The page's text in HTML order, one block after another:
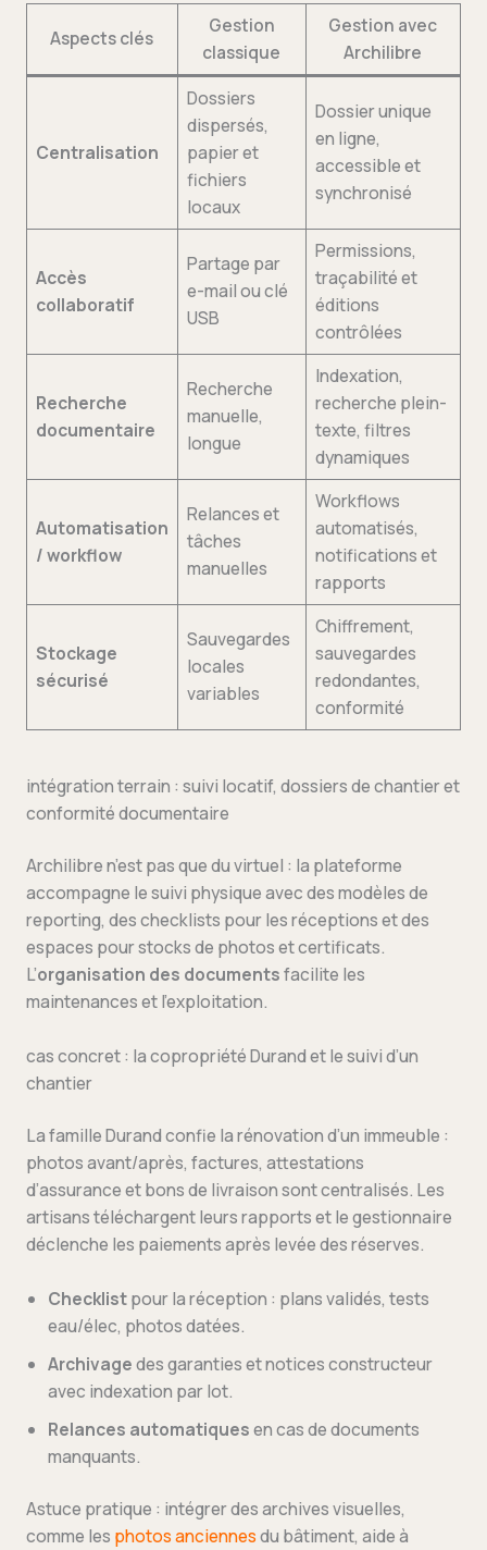
Aspects clés
Gestion
classique
Gestion avec
Archilibre
Centralisation
Dossiers
dispersés,
papier et
fichiers
locaux
Dossier unique
en ligne,
accessible et
synchronisé
Accès
collaboratif
Partage par
e-mail ou clé
USB
Permissions,
traçabilité et
éditions
contrôlées
Recherche
documentaire
Recherche
manuelle,
longue
Indexation,
recherche plein-
texte, filtres
dynamiques
Automatisation
/ workflow
Relances et
tâches
manuelles
Workflows
automatisés,
notifications et
rapports
Stockage
sécurisé
Sauvegardes
locales
variables
Chiffrement,
sauvegardes
redondantes,
conformité
intégration terrain : suivi locatif, dossiers de chantier et
conformité documentaire
Archilibre n’est pas que du virtuel : la plateforme
accompagne le suivi physique avec des modèles de
reporting, des checklists pour les réceptions et des
espaces pour stocks de photos et certificats.
L’organisation des documentsfacilite les
maintenances et l’exploitation.
cas concret : la copropriété Durand et le suivi d’un
chantier
La famille Durand confie la rénovation d’un immeuble :
photos avant/après, factures, attestations
d’assurance et bons de livraison sont centralisés. Les
artisans téléchargent leurs rapports et le gestionnaire
déclenche les paiements après levée des réserves.
Checklistpour la réception : plans validés, tests
eau/élec, photos datées.
Archivagedes garanties et notices constructeur
avec indexation par lot.
Relances automatiquesen cas de documents
manquants.
Astuce pratique : intégrer des archives visuelles,
comme les photos anciennesdu bâtiment, aide à